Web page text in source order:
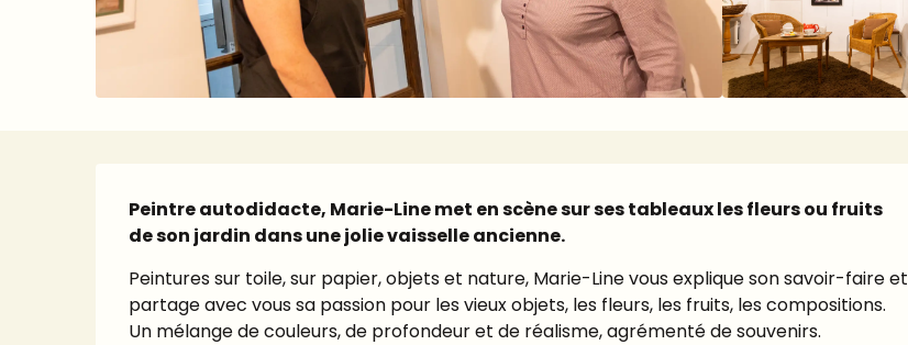
Description
Peintre autodidacte, Marie-Line met en scène sur ses tableaux les fleurs ou fruits
de son jardin dans une jolie vaisselle ancienne.
Peintures sur toile, sur papier, objets et nature, Marie-Line vous explique son savoir-faire et
partage avec vous sa passion pour les vieux objets, les fleurs, les fruits, les compositions.
Un mélange de couleurs, de profondeur et de réalisme, agrémenté de souvenirs.